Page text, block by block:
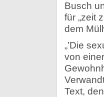
Busch
für „zeit
dem
„’Die
von
Text,